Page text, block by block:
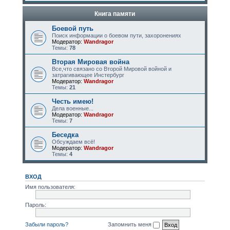
Книга памяти
Боевой путь
Поиск информации о боевом пути, захоронениях
Модератор: Wandragor
Темы: 78
Вторая Мировая война
Все,что связано со Второй Мировой войной и
затрагивающее Инстербург
Модератор: Wandragor
Темы: 21
Честь имею!
Дела военные...
Модератор: Wandragor
Темы: 7
Беседка
Обсуждаем всё!
Модератор: Wandragor
Темы: 4
ВХОД
Имя пользователя:
Пароль:
Забыли пароль? Запомнить меня